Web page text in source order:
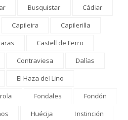
Busquistar
Cádiar
Capileira
Capilerilla
Castell de Ferro
Contraviesa
Dalías
El Haza del Lino
Fondales
Fondón
Huécija
Instinción